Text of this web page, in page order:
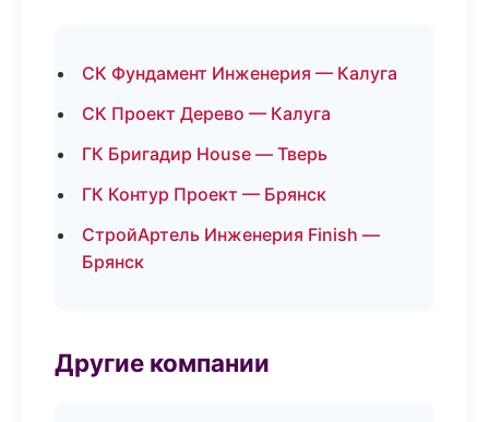
СК Фундамент Инженерия — Калуга
СК Проект Дерево — Калуга
ГК Бригадир House — Тверь
ГК Контур Проект — Брянск
СтройАртель Инженерия Finish —
Брянск
Другие компании